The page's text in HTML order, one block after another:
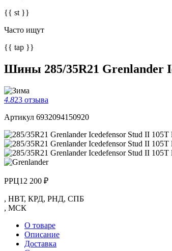
{{ st }}
Часто ищут
{{ tap }}
Шины 285/35R21 Grenlander
4.823 отзыва
Артикул 6932094150920
РРЦ12 200 ₽
, НВТ, КРД, РНД, СПБ
, МСК
О товаре
Описание
Доставка